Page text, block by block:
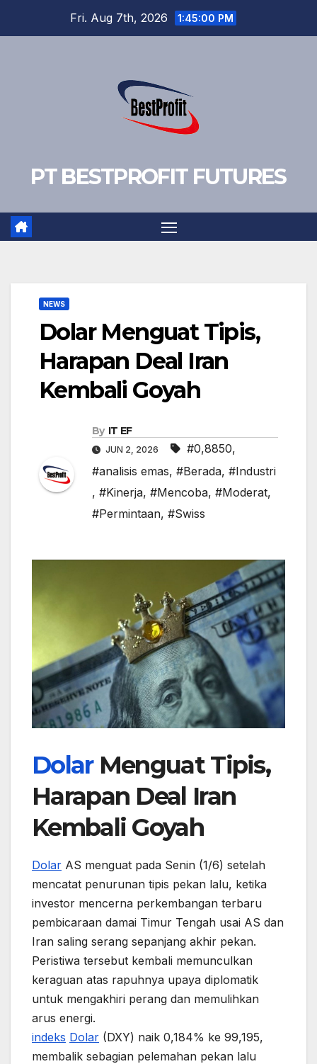
Fri. Aug 7th, 2026 1:45:01 PM
PT BESTPROFIT FUTURES
NEWS
Dolar Menguat Tipis,
Harapan Deal Iran
Kembali Goyah
By IT EF
JUN 2, 2026 #0,8850,
#analisis emas, #Berada, #Industri
, #Kinerja, #Mencoba, #Moderat,
#Permintaan, #Swiss
DolarMenguat Tipis,
Harapan Deal Iran
Kembali Goyah
Dolar AS menguat pada Senin (1/6) setelah
mencatat penurunan tipis pekan lalu, ketika
investor mencerna perkembangan terbaru
pembicaraan damai Timur Tengah usai AS dan
Iran saling serang sepanjang akhir pekan.
Peristiwa tersebut kembali memunculkan
keraguan atas rapuhnya upaya diplomatik
untuk mengakhiri perang dan memulihkan
arus energi.
indeks Dolar (DXY) naik 0,184% ke 99,195,
membalik sebagian pelemahan pekan lalu